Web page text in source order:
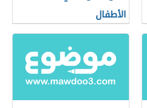
الأطفال